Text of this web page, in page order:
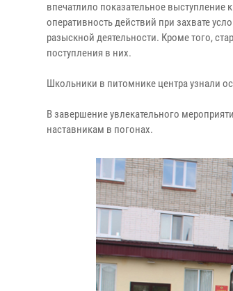
впечатлило показательное
оперативность действий при захвате
разыскной деятельности. Кроме того,
поступления в них.
Школьники в питомнике центра узнали
В завершение увлекательного
наставникам в погонах.